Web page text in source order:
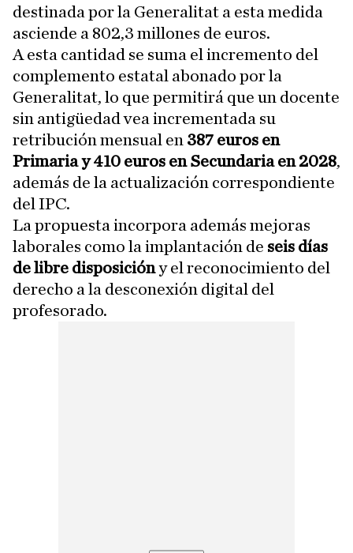
destinada por la Generalitat a esta medida
asciende a 802,3 millones de euros.
A esta cantidad se suma el incremento del
complemento estatal abonado por la
Generalitat, lo que permitirá que un docente
sin antigüedad vea incrementada su
retribución mensual en 387 euros en
Primaria y 410 euros en Secundaria en 2028,
además de la actualización correspondiente
del IPC.
La propuesta incorpora además mejoras
laborales como la implantación de seis días
de libre disposicióny el reconocimiento del
derecho a la desconexión digital del
profesorado.